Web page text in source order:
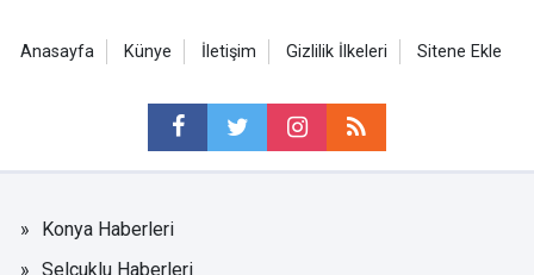
Anasayfa Künye İletişim Gizlilik İlkeleri Sitene Ekle
Konya Haberleri
Selçuklu Haberleri